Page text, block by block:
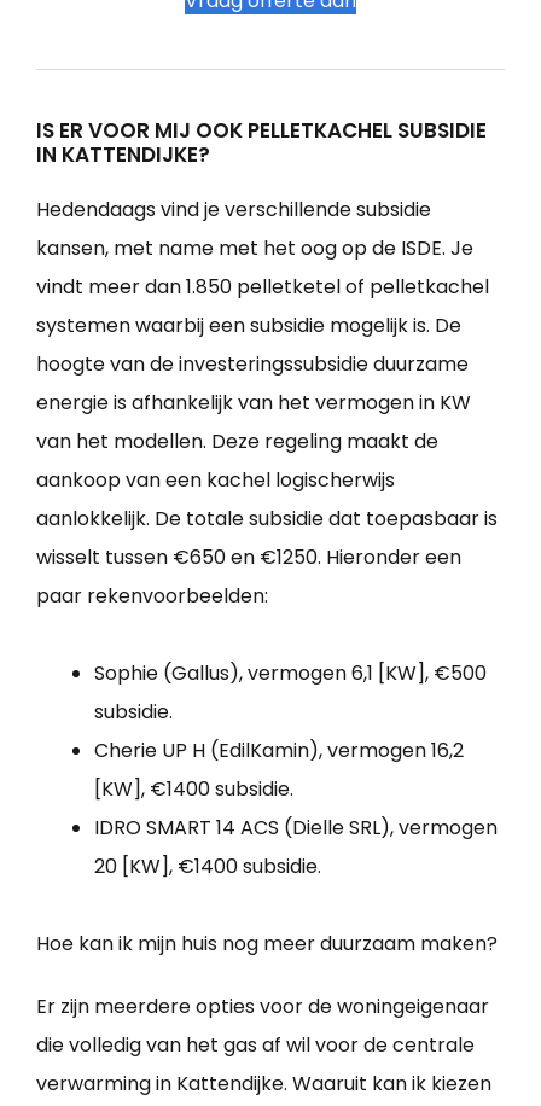
IS ER VOOR MIJ OOK PELLETKACHEL SUBSIDIE
IN KATTENDIJKE?
Hedendaags vind je verschillende subsidie
kansen, met name met het oog op de ISDE. Je
vindt meer dan 1.850 pelletketel of pelletkachel
systemen waarbij een subsidie mogelijk is. De
hoogte van de investeringssubsidie duurzame
energie is afhankelijk van het vermogen in KW
van het modellen. Deze regeling maakt de
aankoop van een kachel logischerwijs
aanlokkelijk. De totale subsidie dat toepasbaar is
wisselt tussen €650 en €1250. Hieronder een
paar rekenvoorbeelden:
Sophie (Gallus), vermogen 6,1 [KW], €500
subsidie.
Cherie UP H (EdilKamin), vermogen 16,2
[KW], €1400 subsidie.
IDRO SMART 14 ACS (Dielle SRL), vermogen
20 [KW], €1400 subsidie.
Hoe kan ik mijn huis nog meer duurzaam maken?
Er zijn meerdere opties voor de woningeigenaar
die volledig van het gas af wil voor de centrale
verwarming in Kattendijke. Waaruit kan ik kiezen